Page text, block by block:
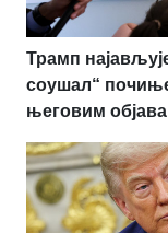
Трамп
соушал“
његовим